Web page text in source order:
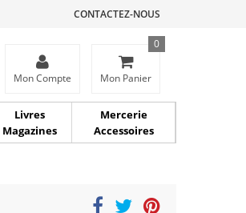
CONTACTEZ-NOUS
Mon Compte Mon Panier
0
Livres
Magazines
Mercerie
Accessoires